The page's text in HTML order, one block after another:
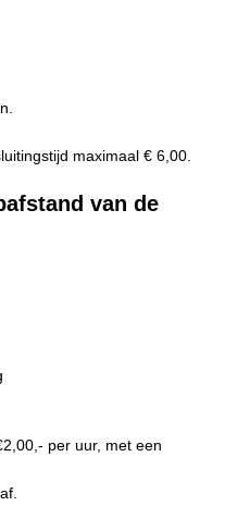
maximaal € 6,00.
van de
per uur, met een